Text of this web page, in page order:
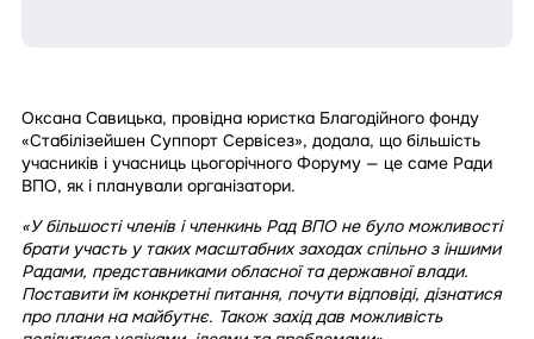
Оксана Савицька, провідна юристка Благодійного фонду
«Стабілізейшен Суппорт Сервісез», додала, що більшість
учасників і учасниць цьогорічного Форуму — це саме Ради
ВПО, як і планували організатори.
«У більшості членів і членкинь Рад ВПО не було можливості
брати участь у таких масштабних заходах спільно з іншими
Радами, представниками обласної та державної влади.
Поставити їм конкретні питання, почути відповіді, дізнатися
про плани на майбутнє. Також захід дав можливість